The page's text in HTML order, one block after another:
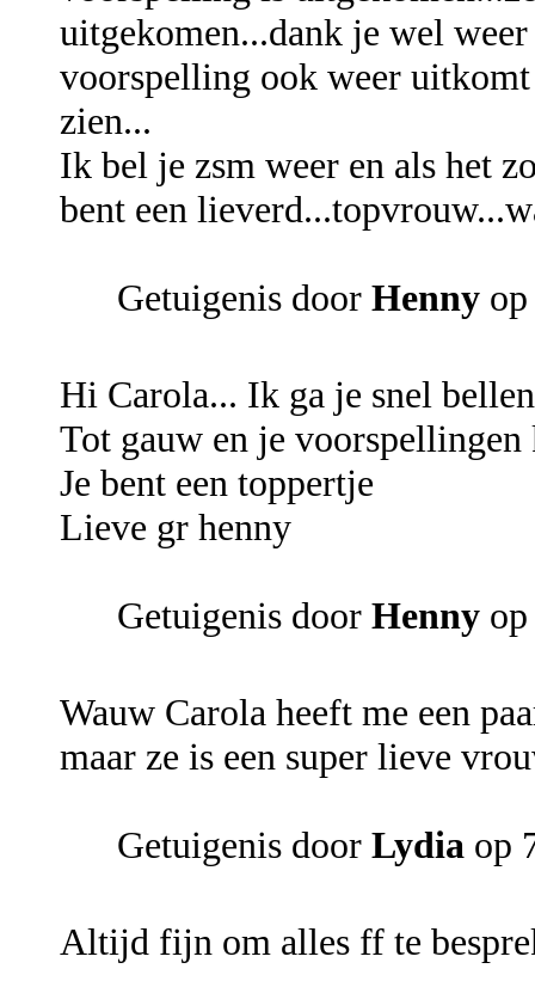
uitgekomen...dank je wel
voorspelling ook weer
zien...
Ik bel je zsm weer en als het
bent een
Getuigenis door Henny
Hi Carola... Ik ga je snel
Tot gauw en je
Je bent een toppertje
Lieve gr henny
Getuigenis door Henny
Wauw Carola heeft me een
maar ze is een super lieve
Getuigenis door Lydia op
Altijd fijn om alles ff te